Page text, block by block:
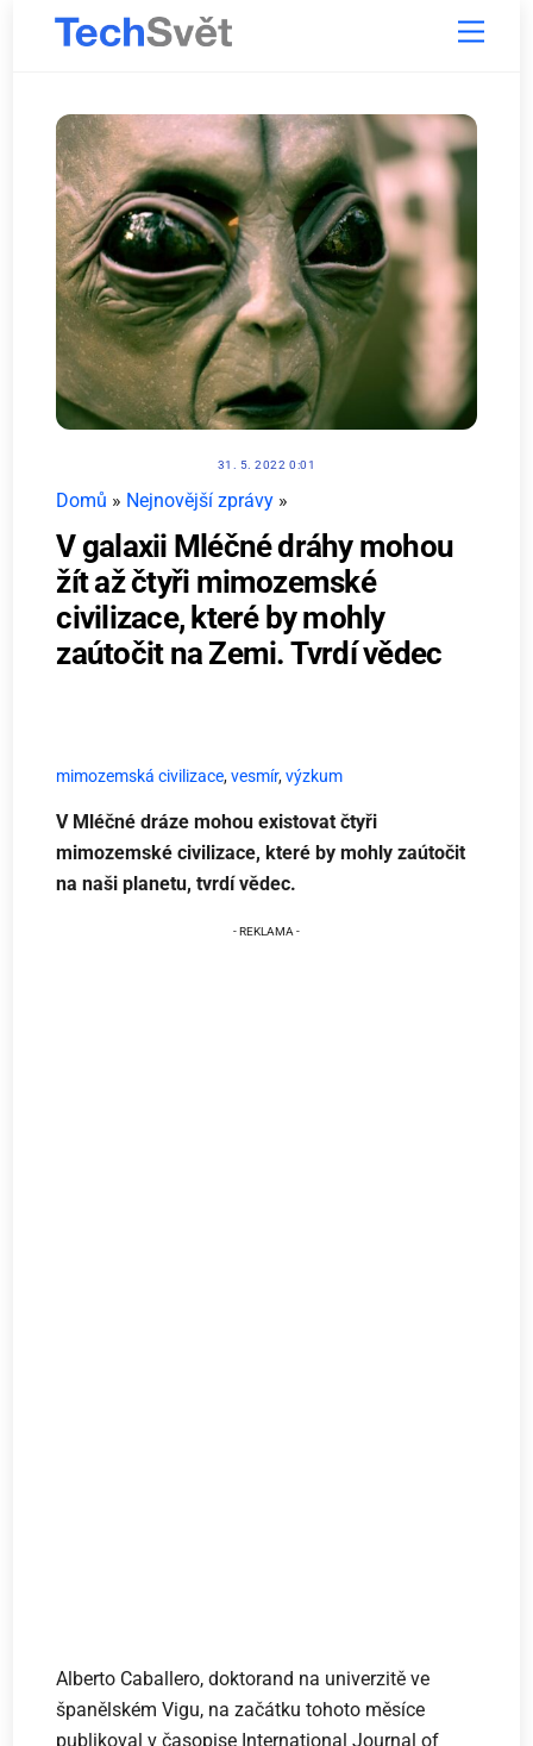
Menu
31. 5. 2022 0:01
Domů » Nejnovější zprávy »
V galaxii Mléčné dráhy mohou
žít až čtyři mimozemské
civilizace, které by mohly
zaútočit na Zemi. Tvrdí vědec
mimozemská civilizace,vesmír,výzkum
V Mléčné dráze mohou existovat čtyři
mimozemské civilizace, které by mohly zaútočit
na naši planetu, tvrdí vědec.
Alberto Caballero, doktorand na univerzitě ve
španělském Vigu, na začátku tohoto měsíce
publikoval v časopise International Journal of